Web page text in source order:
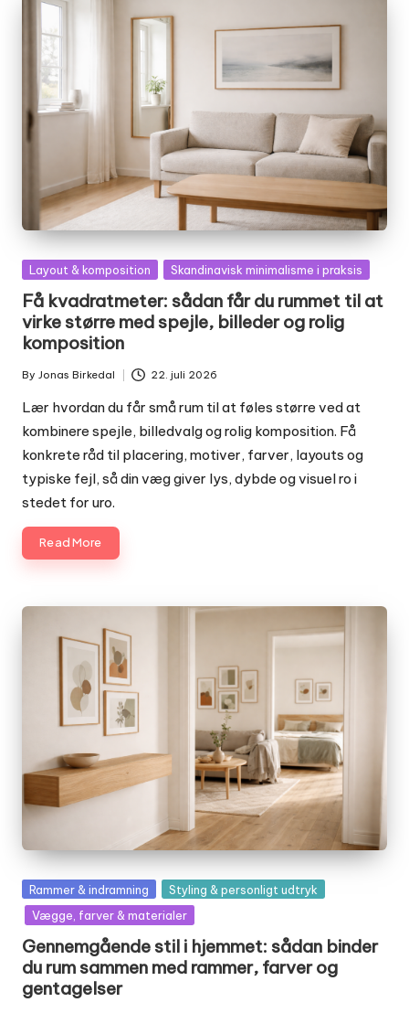
Posted
Layout & komposition Skandinavisk minimalisme i praksis
Få kvadratmeter: sådan får du rummet til at
virke større med spejle, billeder og rolig
komposition
Posted
by
By Jonas Birkedal 22. juli 2026
Lær hvordan du får små rum til at føles større ved at
kombinere spejle, billedvalg og rolig komposition. Få
konkrete råd til placering, motiver, farver, layouts og
typiske fejl, så din væg giver lys, dybde og visuel ro i
stedet for uro.
Read More
Posted
in
Rammer & indramning
Styling & personligt udtryk
Vægge, farver & materialer
Gennemgående stil i hjemmet: sådan binder
du rum sammen med rammer, farver og
gentagelser